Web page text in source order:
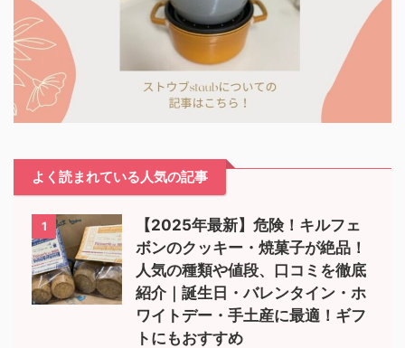
よく読まれている人気の記事
1
【2025年最新】危険！キルフェ
ボンのクッキー・焼菓子が絶品！
人気の種類や値段、口コミを徹底
紹介｜誕生日・バレンタイン・ホ
ワイトデー・手土産に最適！ギフ
トにもおすすめ